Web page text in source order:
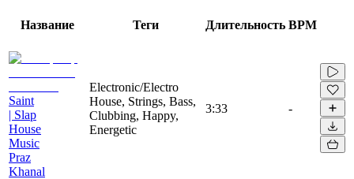
Название Теги Длительность BPM
Saint
| Slap
House
Music
Praz
Khanal
Electronic/Electro
House, Strings, Bass,
Clubbing, Happy,
Energetic
3:33 -